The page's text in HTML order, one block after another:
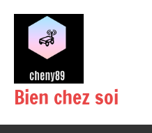
contenu
Bien chez soi